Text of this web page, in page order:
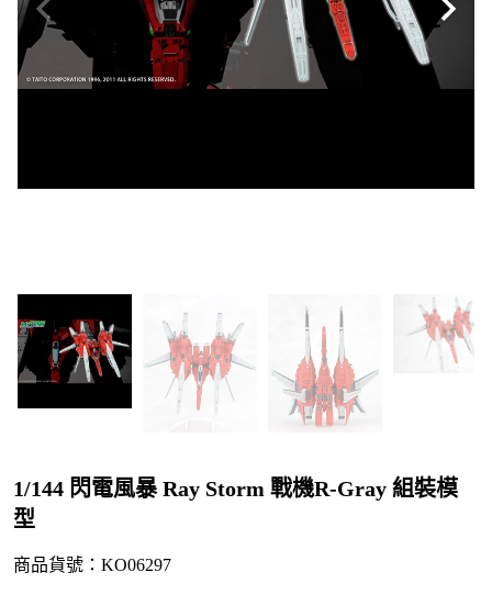
1/144 閃電風暴 Ray Storm 戰機R-Gray 組裝模
型
商品貨號：KO06297